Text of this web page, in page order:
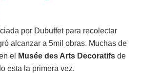
por Dubuffet para recolectar
alcanzar a 5mil obras. Muchas de
el
Musée des Arts Decoratifs de
esta la primera vez.